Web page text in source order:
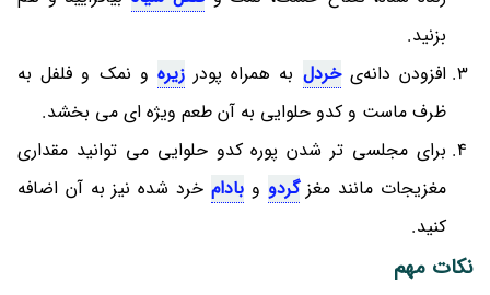
بزنید.
افزودن دانه‌یخردل به همراه پودرزیره و نمک و فلفل به
ظرف ماست و کدو حلوایی به آن طعم ویژه ای می بخشد.
برای مجلسی تر شدن پوره کدو حلوایی می توانید مقداری
مغزیجات مانند مغزگردو وبادام خرد شده نیز به آن اضافه
کنید.
نکات مهم